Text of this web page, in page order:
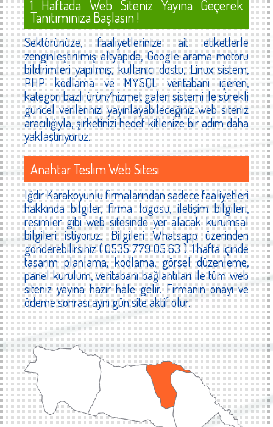
1 Haftada Web Siteniz Yayına Geçerek
Tanıtımınıza Başlasın !
Sektörünüze, faaliyetlerinize ait etiketlerle
zenginleştirilmiş altyapıda, Google arama motoru
bildirimleri yapılmış, kullanıcı dostu, Linux sistem,
PHP kodlama ve MYSQL veritabanı içeren,
kategori bazlı ürün/hizmet galeri sistemi ile sürekli
güncel verilerinizi yayınlayabileceğiniz web siteniz
aracılığıyla, şirketinizi hedef kitlenize bir adım daha
yaklaştırıyoruz.
Anahtar Teslim Web Sitesi
Iğdır Karakoyunlu firmalarından sadece faaliyetleri
hakkında bilgiler, firma logosu, iletişim bilgileri,
resimler gibi web sitesinde yer alacak kurumsal
bilgileri istiyoruz. Bilgileri Whatsapp üzerinden
gönderebilirsiniz ( 0535 779 05 63 ). 1 hafta içinde
tasarım planlama, kodlama, görsel düzenleme,
panel kurulum, veritabanı bağlantıları ile tüm web
siteniz yayına hazır hale gelir. Firmanın onayı ve
ödeme sonrası aynı gün site aktif olur.